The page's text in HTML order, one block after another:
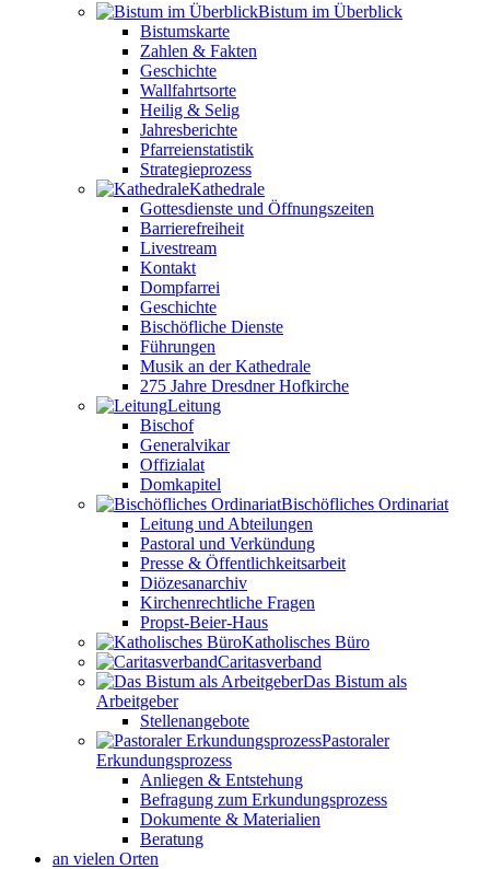
Bistum im Überblick
Bistumskarte
Zahlen & Fakten
Geschichte
Wallfahrtsorte
Heilig & Selig
Jahresberichte
Pfarreienstatistik
Strategieprozess
Kathedrale
Gottesdienste und Öffnungszeiten
Barrierefreiheit
Livestream
Kontakt
Dompfarrei
Geschichte
Bischöfliche Dienste
Führungen
Musik an der Kathedrale
275 Jahre Dresdner Hofkirche
Leitung
Bischof
Generalvikar
Offizialat
Domkapitel
Bischöfliches Ordinariat
Leitung und Abteilungen
Pastoral und Verkündung
Presse & Öffentlichkeitsarbeit
Diözesanarchiv
Kirchenrechtliche Fragen
Propst-Beier-Haus
Katholisches Büro
Caritasverband
Das Bistum als
Arbeitgeber
Stellenangebote
Pastoraler
Erkundungsprozess
Anliegen & Entstehung
Befragung zum Erkundungsprozess
Dokumente & Materialien
Beratung
an vielen Orten